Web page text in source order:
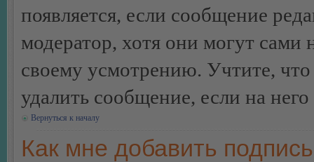
появляется, если сообщение
модератор, хотя они могут сами
своему усмотрению. Учтите,
удалить сообщение, если на
Вернуться к началу
Как мне добавить